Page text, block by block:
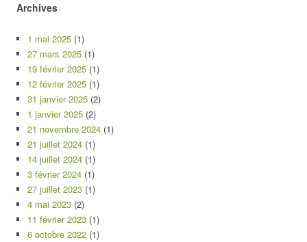
Archives
1 mai 2025 (1)
27 mars 2025 (1)
19 février 2025 (1)
12 février 2025 (1)
31 janvier 2025 (2)
1 janvier 2025 (2)
21 novembre 2024 (1)
21 juillet 2024 (1)
14 juillet 2024 (1)
3 février 2024 (1)
27 juillet 2023 (1)
4 mai 2023 (2)
11 février 2023 (1)
6 octobre 2022 (1)